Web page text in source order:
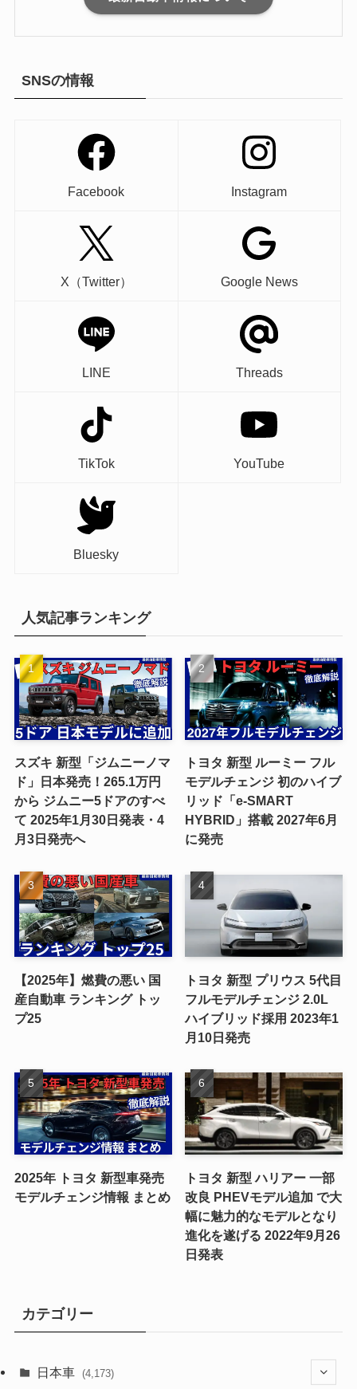
SNSの情報
Facebook Instagram
X（Twitter） Google News
LINE Threads
TikTok YouTube
Bluesky
人気記事ランキング
スズキ 新型「ジムニーノマ
ド」日本発売！265.1万円
から ジムニー5ドアのすべ
て 2025年1月30日発表・4
月3日発売へ
トヨタ 新型 ルーミー フル
モデルチェンジ 初のハイブ
リッド「e-SMART
HYBRID」搭載 2027年6月
に発売
【2025年】燃費の悪い 国
産自動車 ランキング トッ
プ25
トヨタ 新型 プリウス 5代目
フルモデルチェンジ 2.0L
ハイブリッド採用 2023年1
月10日発売
2025年 トヨタ 新型車発売
モデルチェンジ情報 まとめ
トヨタ 新型 ハリアー 一部
改良 PHEVモデル追加 で大
幅に魅力的なモデルとなり
進化を遂げる 2022年9月26
日発表
カテゴリー
日本車 (4,173)